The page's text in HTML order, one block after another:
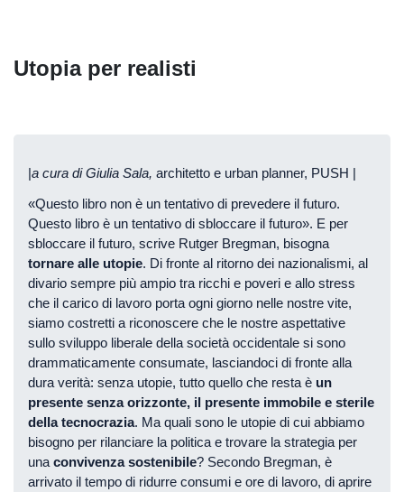
Utopia per realisti
|a cura di Giulia Sala, architetto e urban planner, PUSH |
«Questo libro non è un tentativo di prevedere il futuro.
Questo libro è un tentativo di sbloccare il futuro». E per
sbloccare il futuro, scrive Rutger Bregman, bisogna
tornare alle utopie. Di fronte al ritorno dei nazionalismi, al
divario sempre più ampio tra ricchi e poveri e allo stress
che il carico di lavoro porta ogni giorno nelle nostre vite,
siamo costretti a riconoscere che le nostre aspettative
sullo sviluppo liberale della società occidentale si sono
drammaticamente consumate, lasciandoci di fronte alla
dura verità: senza utopie, tutto quello che resta è un
presente senza orizzonte, il presente immobile e sterile
della tecnocrazia. Ma quali sono le utopie di cui abbiamo
bisogno per rilanciare la politica e trovare la strategia per
una convivenza sostenibile? Secondo Bregman, è
arrivato il tempo di ridurre consumi e ore di lavoro, di aprire